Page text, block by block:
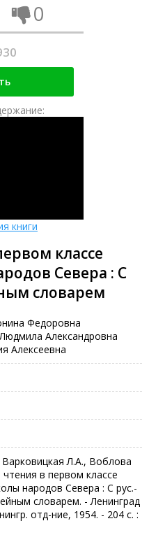
0
книги
классе
Севера : С
словарем
Федоровна
Александровна
Алексеевна
Л.А., Воблова
чтения в первом классе
народов Севера : С рус.-
словарем. - Ленинград
отд-ние, 1954. - 204 с. :